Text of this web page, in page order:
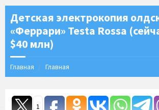
Детская электрокопия
«Феррари» Testa Rossa
$40 млн)
Главная Главная
1